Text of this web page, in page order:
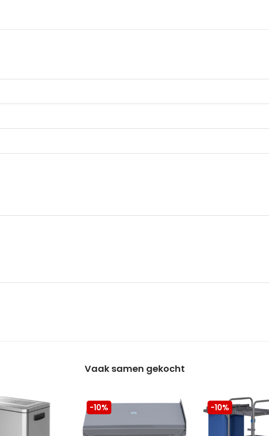
van retour
waarmee de bestelling is gedaan
Vaak samen gekocht
-10% -10%